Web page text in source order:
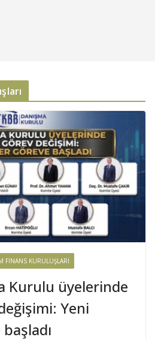
FINANS KURULUŞLARI
Kurulu üyelerinde
Yeni